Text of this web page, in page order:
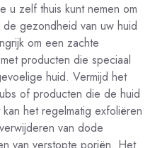
u zelf thuis kunt nemen om
gezondheid van uw huid
om een zachte
producten die speciaal
huid. Vermijd het
of producten die de huid
het regelmatig exfoliëren
van dode